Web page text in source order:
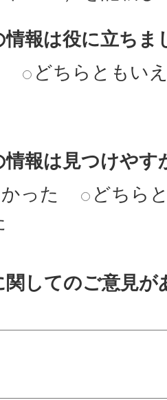
情報は役に立ちま
どちらともい
情報は見つけやす
った
どちら
関してのご意見